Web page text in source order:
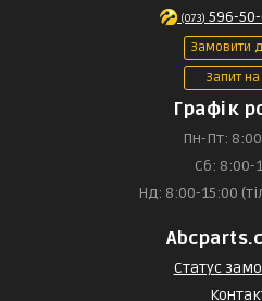
(073) 596-
Замовити
Запит на
Графік
Пн-Пт:
Сб: 8:00-
Нд: 8:00-15:00
Статус